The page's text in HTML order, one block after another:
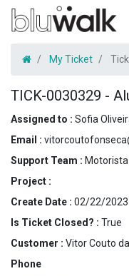
My Ticket
TICK-0030329 -
Assigned to : Sofia
Email :
Support Team : Motorista
Project :
Create Date : 02/22/2023
Is Ticket Closed? : True
Customer : Vitor Couto
Phone